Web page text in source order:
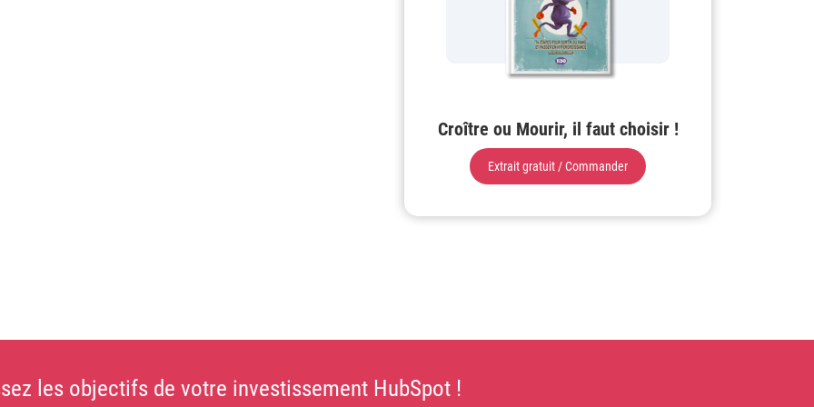
Croître ou Mourir, il faut choisir !
Extrait gratuit / Commander
les objectifs de votre investissement HubSpot !